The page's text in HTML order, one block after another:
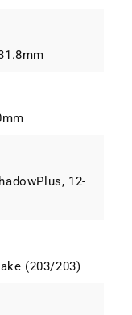
12-
(203/203)